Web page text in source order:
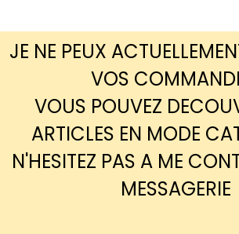
JE NE PEUX
VOS
VOUS POUVEZ
ARTICLES EN MODE
N'HESITEZ PAS A ME
MESSAGERIE